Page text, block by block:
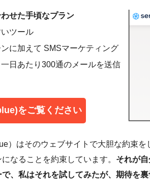
せた手頃なプラン
ツール
に加えて SMSマーケティング
日あたり300通のメールを送信
をご覧ください
）はそのウェブサイトで大胆な約束
なることを約束しています。 それが
、私はそれを試してみたが、期待を